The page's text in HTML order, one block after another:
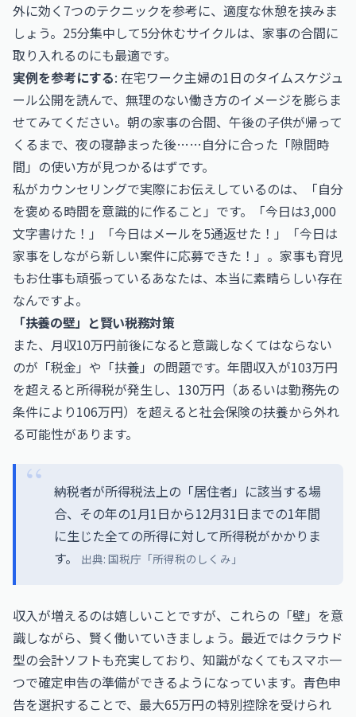
外に効く7つのテクニックを参考に、適度な休憩を挟みま
しょう。25分集中して5分休むサイクルは、家事の合間に
取り入れるのにも最適です。
実例を参考にする: 在宅ワーク主婦の1日のタイムスケジュ
ール公開を読んで、無理のない働き方のイメージを膨らま
せてみてください。朝の家事の合間、午後の子供が帰って
くるまで、夜の寝静まった後……自分に合った「隙間時
間」の使い方が見つかるはずです。
私がカウンセリングで実際にお伝えしているのは、「自分
を褒める時間を意識的に作ること」です。「今日は3,000
文字書けた！」「今日はメールを5通返せた！」「今日は
家事をしながら新しい案件に応募できた！」。家事も育児
もお仕事も頑張っているあなたは、本当に素晴らしい存在
なんですよ。
「扶養の壁」と賢い税務対策
また、月収10万円前後になると意識しなくてはならない
のが「税金」や「扶養」の問題です。年間収入が103万円
を超えると所得税が発生し、130万円（あるいは勤務先の
条件により106万円）を超えると社会保険の扶養から外れ
る可能性があります。
納税者が所得税法上の「居住者」に該当する場
合、その年の1月1日から12月31日までの1年間
に生じた全ての所得に対して所得税がかかりま
す。
出典: 国税庁「所得税のしくみ」
収入が増えるのは嬉しいことですが、これらの「壁」を意
識しながら、賢く働いていきましょう。最近ではクラウド
型の会計ソフトも充実しており、知識がなくてもスマホ一
つで確定申告の準備ができるようになっています。青色申
告を選択することで、最大65万円の特別控除を受けられ